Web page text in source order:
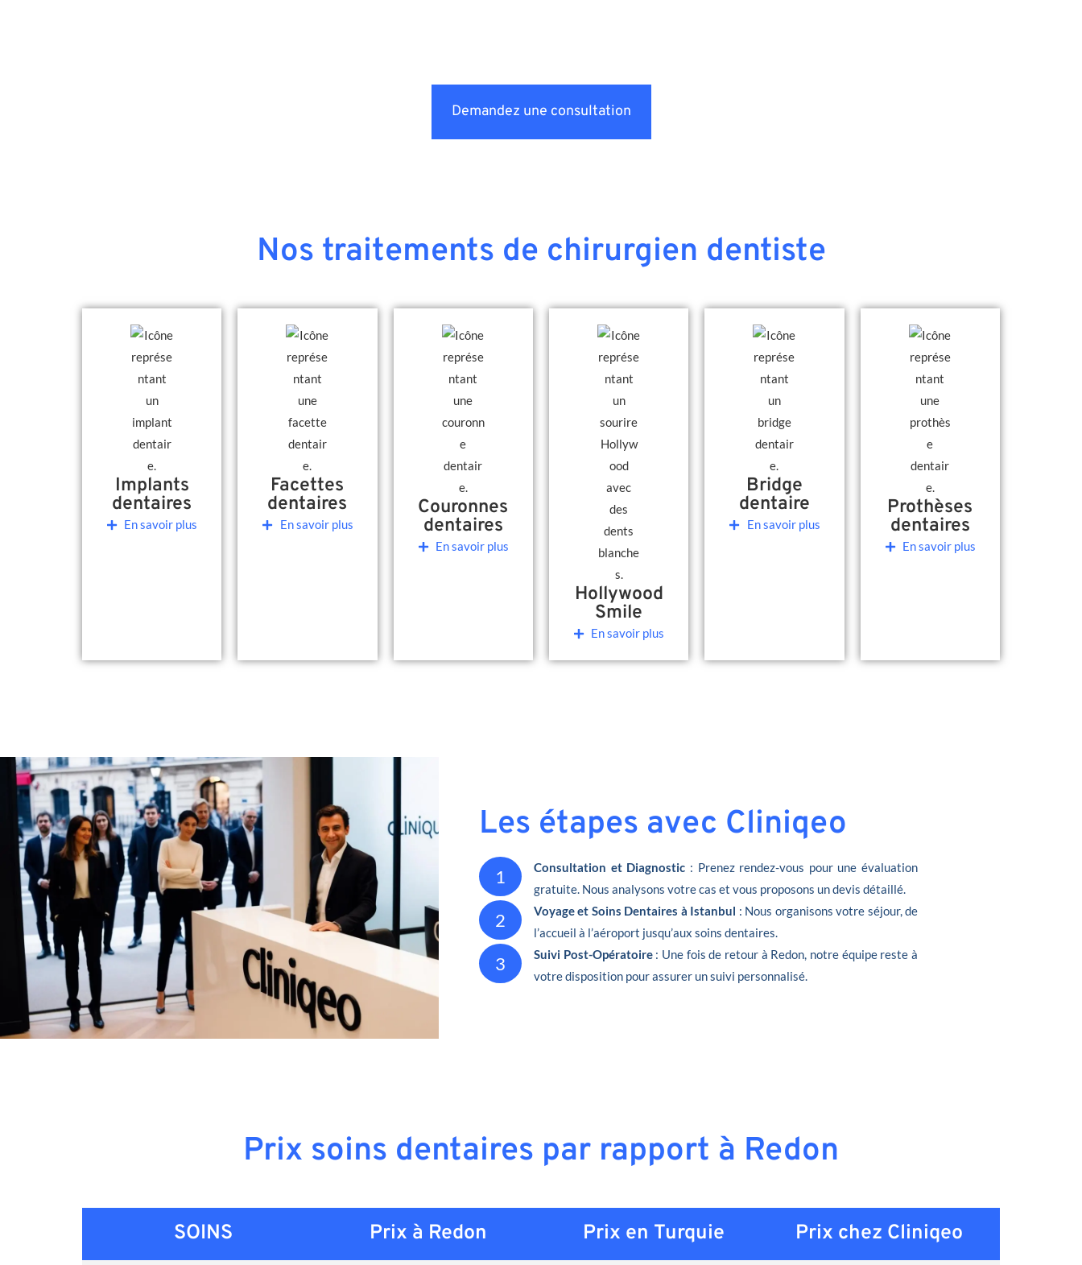
Demandez une consultation
Nos traitements de chirurgien dentiste
Implants
dentaires
En savoir plus
Facettes
dentaires
En savoir plus
Couronnes
dentaires
En savoir plus
Hollywood
Smile
En savoir plus
Bridge
dentaire
En savoir plus
Prothèses
dentaires
En savoir plus
Les étapes avec Cliniqeo
1 Consultation et Diagnostic : Prenez rendez-vous pour une évaluation
gratuite. Nous analysons votre cas et vous proposons un devis détaillé.
2 Voyage et Soins Dentaires à Istanbul : Nous organisons votre séjour, de
l’accueil à l’aéroport jusqu’aux soins dentaires.
3 Suivi Post-Opératoire : Une fois de retour à Redon, notre équipe reste à
votre disposition pour assurer un suivi personnalisé.
Prix soins dentaires par rapport à Redon
SOINS Prix à Redon Prix en Turquie Prix chez Cliniqeo